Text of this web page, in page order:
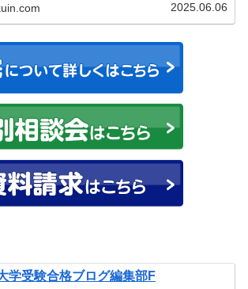
2025.06.06
学受験合格ブログ編集部F